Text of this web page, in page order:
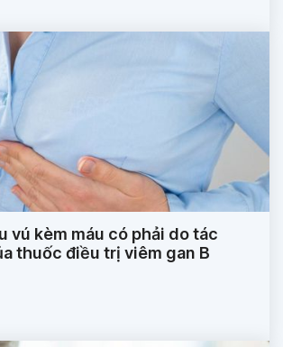
vú kèm máu có phải do tác
thuốc điều trị viêm gan B